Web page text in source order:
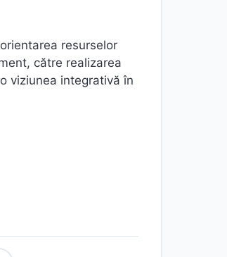
resurselor
către realizarea
viziunea integrativă în